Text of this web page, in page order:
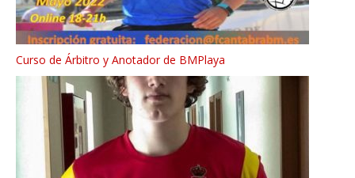
Curso de Árbitro y Anotador de BMPlaya